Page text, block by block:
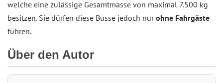
welche eine zulässige Gesamtmasse von maximal 7.500 kg
besitzen. Sie dürfen diese Busse jedoch nurohne Fahrgäste
führen.
Über den Autor